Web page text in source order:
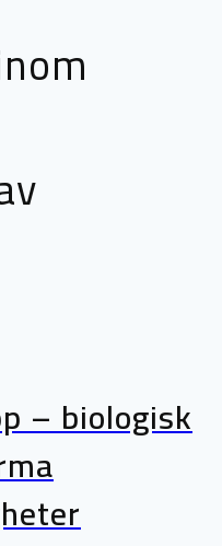
– biologisk